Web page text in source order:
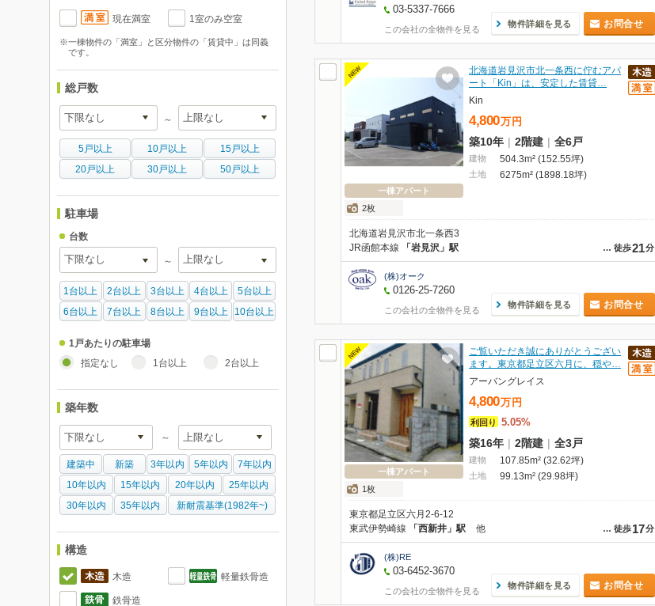
現在満室 1室のみ空室
※一棟物件の「満室」と区分物件の「賃貸中」は同義
です。
総戸数
～
5戸以上 10戸以上
15戸以上
20戸以上
30戸以上 50戸以上
駐車場
台数
～
1台以上 2台以上 3台以上 4台以上
5台以上
6台以上
7台以上 8台以上 9台以上 10台以上
1戸あたりの駐車場
指定なし 1台以上 2台以上
築年数
～
建築中 新築 3年以内 5年以内
7年以内
10年以内
15年以内 20年以内
25年以内
30年以内
35年以内 新耐震基準(1982年~)
構造
木造 軽量鉄骨造
鉄骨造
03-5337-7666
この会社の全物件を見る
物件詳細を見る お問合せ
NEW
一棟アパート
2枚
北海道岩見沢市北一条西に佇むアパ
ート「Kin」は、安定した賃貸…
Kin
4,800万 円
築10年 | 2階建 | 全6戸
建物 504.3m² (152.55坪)
土地 6275m² (1898.18坪)
北海道岩見沢市北一条西3
… 徒歩21分
JR函館本線 「岩見沢」駅
(株)オーク
0126-25-7260
この会社の全物件を見る
物件詳細を見る お問合せ
NEW
一棟アパート
1枚
ご覧いただき誠にありがとうござい
ます。東京都足立区六月に、穏や…
アーバングレイス
4,800万 円
利回り 5.05%
築16年 | 2階建 | 全3戸
建物 107.85m² (32.62坪)
土地 99.13m² (29.98坪)
東京都足立区六月2-6-12
… 徒歩17分
東武伊勢崎線 「西新井」駅 他
(株)RE
03-6452-3670
この会社の全物件を見る
物件詳細を見る お問合せ